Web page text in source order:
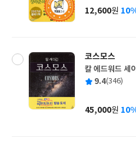
사
가
12,600원
코스모스
글
쓴
칼 에드워드 세
출
사
평 9.4(346)
가
45,000원